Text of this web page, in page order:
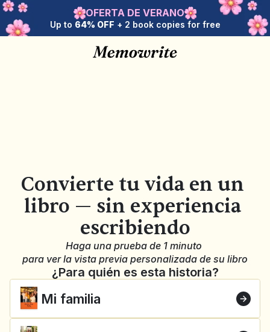
OFERTA DE VERANO
Up to 64% OFF + 2 book copies for free
Convierte tu vida en un
libro — sin experiencia
escribiendo
Haga una prueba de 1 minuto
para ver la vista previa personalizada de su libro
¿Para quién es esta historia?
Mi familia